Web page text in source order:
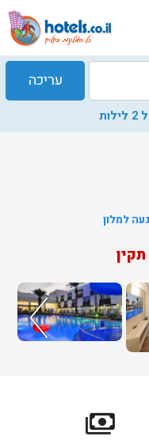
עריכה
למלון
payments